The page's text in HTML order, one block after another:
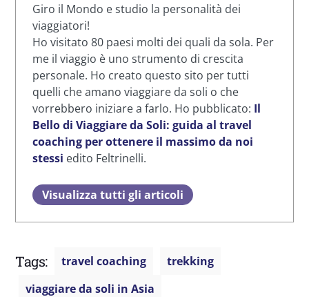
Giro il Mondo e studio la personalità dei
viaggiatori!
Ho visitato 80 paesi molti dei quali da sola. Per
me il viaggio è uno strumento di crescita
personale. Ho creato questo sito per tutti
quelli che amano viaggiare da soli o che
vorrebbero iniziare a farlo. Ho pubblicato: Il
Bello di Viaggiare da Soli: guida al travel
coaching per ottenere il massimo da noi
stessi edito Feltrinelli.
Visualizza tutti gli articoli
Tags: travel coaching
trekking
viaggiare da soli in Asia